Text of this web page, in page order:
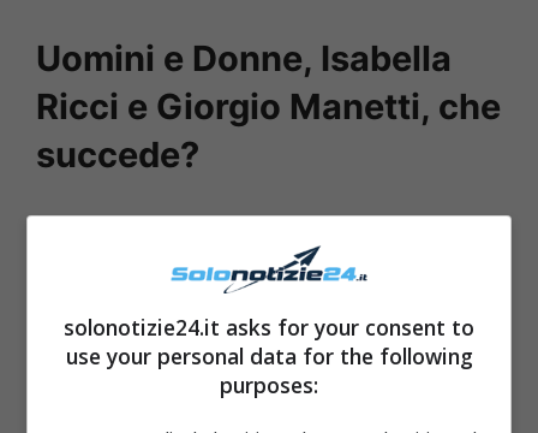
Uomini e Donne, Isabella
Ricci e Giorgio Manetti, che
succede?
solonotizie24.it asks for your consent to
use your personal data for the following
purposes: